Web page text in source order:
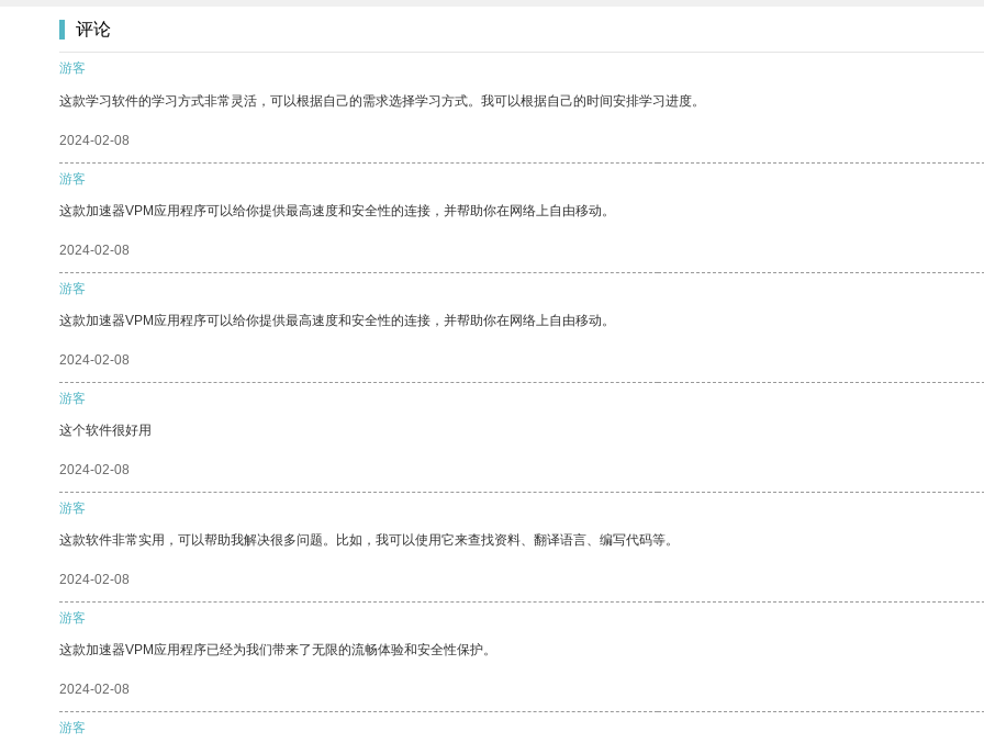
评论
游客
这款学习软件的学习方式非常灵活，可以根据自己的需求选择学习方式。我可以根据自己的时间安排学习进度。
2024-02-08
游客
这款加速器VPM应用程序可以给你提供最高速度和安全性的连接，并帮助你在网络上自由移动。
2024-02-08
游客
这款加速器VPM应用程序可以给你提供最高速度和安全性的连接，并帮助你在网络上自由移动。
2024-02-08
游客
这个软件很好用
2024-02-08
游客
这款软件非常实用，可以帮助我解决很多问题。比如，我可以使用它来查找资料、翻译语言、编写代码等。
2024-02-08
游客
这款加速器VPM应用程序已经为我们带来了无限的流畅体验和安全性保护。
2024-02-08
游客